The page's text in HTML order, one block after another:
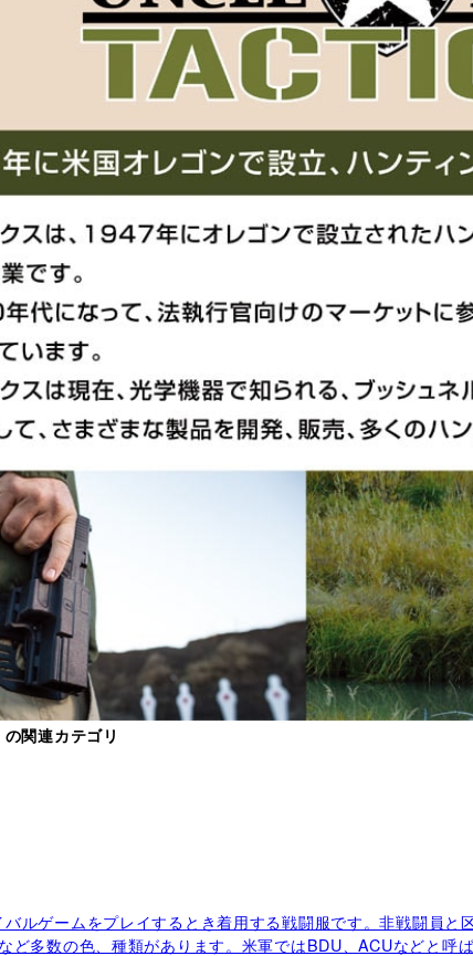
の関連カテゴリ
ルゲームをプレイするとき着用する戦闘服です。非戦闘員
ど多数の色、種類があります。米軍ではBDU、ACUなどと呼